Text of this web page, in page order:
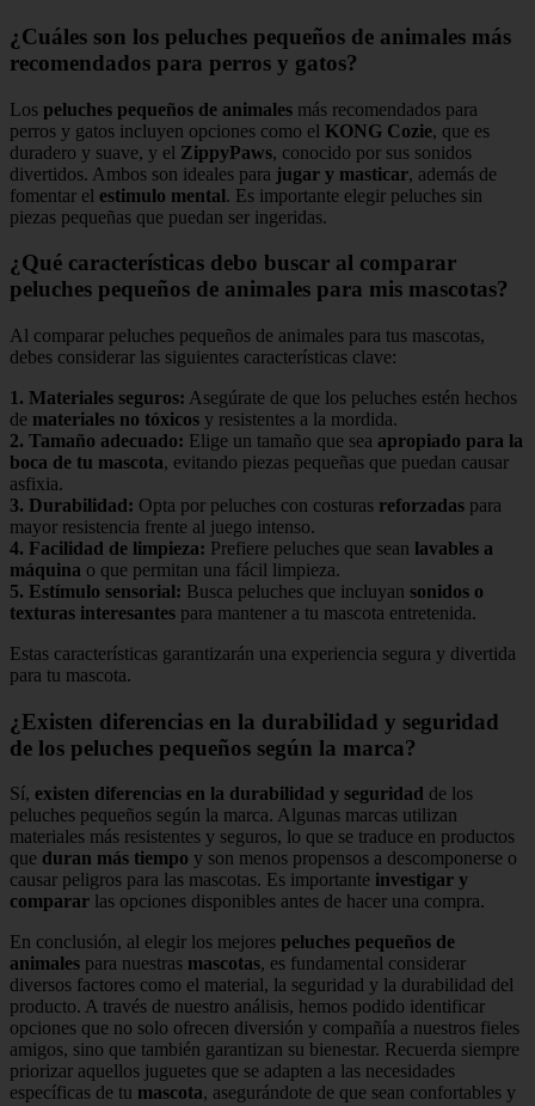
¿Cuáles son los peluches pequeños de animales más
recomendados para perros y gatos?
Los peluches pequeños de animales más recomendados para
perros y gatos incluyen opciones como el KONG Cozie, que es
duradero y suave, y el ZippyPaws, conocido por sus sonidos
divertidos. Ambos son ideales para jugar y masticar, además de
fomentar el estimulo mental. Es importante elegir peluches sin
piezas pequeñas que puedan ser ingeridas.
¿Qué características debo buscar al comparar
peluches pequeños de animales para mis mascotas?
Al comparar peluches pequeños de animales para tus mascotas,
debes considerar las siguientes características clave:
1. Materiales seguros: Asegúrate de que los peluches estén hechos
de materiales no tóxicos y resistentes a la mordida.
2. Tamaño adecuado: Elige un tamaño que sea apropiado para la
boca de tu mascota, evitando piezas pequeñas que puedan causar
asfixia.
3. Durabilidad: Opta por peluches con costuras reforzadas para
mayor resistencia frente al juego intenso.
4. Facilidad de limpieza: Prefiere peluches que sean lavables a
máquina o que permitan una fácil limpieza.
5. Estímulo sensorial: Busca peluches que incluyan sonidos o
texturas interesantes para mantener a tu mascota entretenida.
Estas características garantizarán una experiencia segura y divertida
para tu mascota.
¿Existen diferencias en la durabilidad y seguridad
de los peluches pequeños según la marca?
Sí, existen diferencias en la durabilidad y seguridad de los
peluches pequeños según la marca. Algunas marcas utilizan
materiales más resistentes y seguros, lo que se traduce en productos
que duran más tiempo y son menos propensos a descomponerse o
causar peligros para las mascotas. Es importante investigar y
comparar las opciones disponibles antes de hacer una compra.
En conclusión, al elegir los mejores peluches pequeños de
animales para nuestras mascotas, es fundamental considerar
diversos factores como el material, la seguridad y la durabilidad del
producto. A través de nuestro análisis, hemos podido identificar
opciones que no solo ofrecen diversión y compañía a nuestros fieles
amigos, sino que también garantizan su bienestar. Recuerda siempre
priorizar aquellos juguetes que se adapten a las necesidades
específicas de tu mascota, asegurándote de que sean confortables y